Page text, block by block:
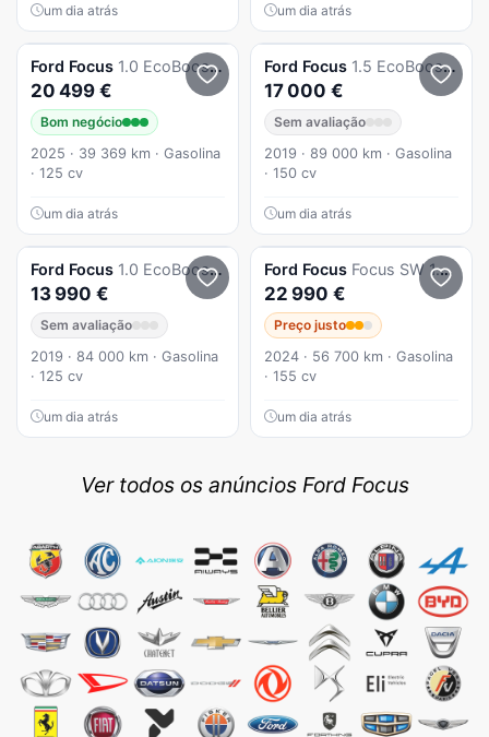
um dia atrás um dia atrás
Ford Focus 1.0 EcoBoost MHEV ST-Line X
20 499 €
Bom negócio
2025 · 39 369 km · Gasolina
· 125 cv
um dia atrás
Ford Focus 1.5 EcoBoost Vignale
17 000 €
Sem avaliação
2019 · 89 000 km · Gasolina
· 150 cv
um dia atrás
Ford Focus 1.0 EcoBoost Active X
13 990 €
Sem avaliação
2019 · 84 000 km · Gasolina
· 125 cv
um dia atrás
Ford Focus Focus SW 1.0 EcoBoost MHEV ST-Line Aut.
22 990 €
Preço justo
2024 · 56 700 km · Gasolina
· 155 cv
um dia atrás
Ver todos os anúncios Ford Focus